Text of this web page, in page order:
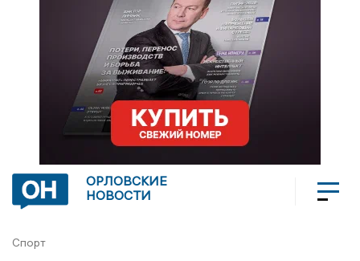
ОРЛОВСКИЕ
НОВОСТИ
Спорт